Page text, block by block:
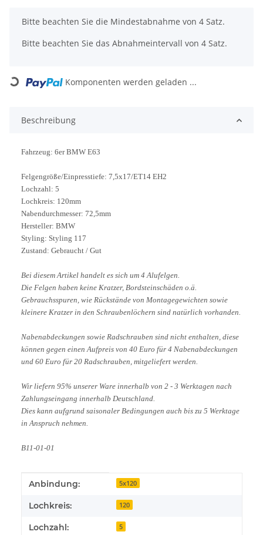
x
Bitte beachten Sie die Mindestabnahme von 4 Satz.
Bitte beachten Sie das Abnahmeintervall von 4 Satz.
Loading... Komponenten werden geladen ...
Beschreibung
Fahrzeug: 6er BMW E63
Felgengröße/Einpresstiefe: 7,5x17/ET14 EH2
Lochzahl: 5
Lochkreis: 120mm
Nabendurchmesser: 72,5mm
Hersteller: BMW
Styling: Styling 117
Zustand: Gebraucht / Gut
Bei diesem Artikel handelt es sich um 4 Alufelgen.
Die Felgen haben keine Kratzer, Bordsteinschäden o.ä.
Gebrauchsspuren, wie Rückstände von Montagegewichten sowie
kleinere Kratzer in den Schraubenlöchern sind natürlich vorhanden.
Nabenabdeckungen sowie Radschrauben sind nicht enthalten, diese
können gegen einen Aufpreis von 40 Euro für 4 Nabenabdeckungen
und 60 Euro für 20 Radschrauben, mitgeliefert werden.
Wir liefern 95% unserer Ware innerhalb von 2 - 3 Werktagen nach
Zahlungseingang innerhalb Deutschland.
Dies kann aufgrund saisonaler Bedingungen auch bis zu 5 Werktage
in Anspruch nehmen.
B11-01-01
Produkteigenschaft
Wert
Anbindung: 5x120
Lochkreis: 120
Lochzahl: 5